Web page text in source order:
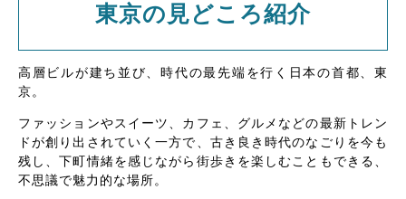
東京の見どころ紹介
高層ビルが建ち並び、時代の最先端を行く日本の首都、東
京。
ファッションやスイーツ、カフェ、グルメなどの最新トレン
ドが創り出されていく一方で、古き良き時代のなごりを今も
残し、下町情緒を感じながら街歩きを楽しむこともできる、
不思議で魅力的な場所。